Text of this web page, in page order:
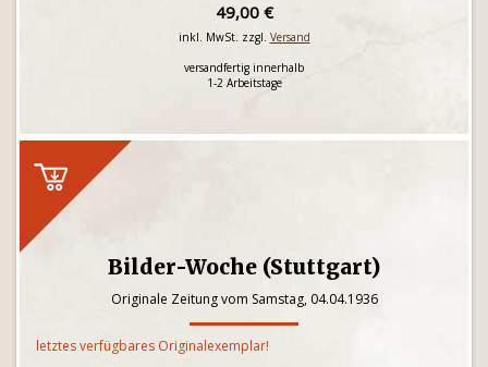
49,00 €
inkl. MwSt. zzgl. Versand
versandfertig innerhalb
1-2 Arbeitstage
Bilder-Woche (Stuttgart)
Originale Zeitung vom Samstag, 04.04.1936
letztes verfügbares Originalexemplar!